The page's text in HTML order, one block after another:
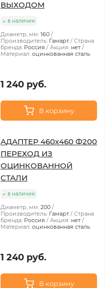
ВЫХОДОМ
в наличии
Диаметр, мм: 160
Производитель: Гамарт
Страна
бренда: Россия Акция: нет
Материал: оцинкованная сталь
1 240 руб.
В корзину
АДАПТЕР 460х460 Ф200
ПЕРЕХОД ИЗ
ОЦИНКОВАННОЙ
СТАЛИ
в наличии
Диаметр, мм: 200
Производитель: Гамарт
Страна
бренда: Россия Акция: нет
Материал: оцинкованная сталь
1 240 руб.
В корзину